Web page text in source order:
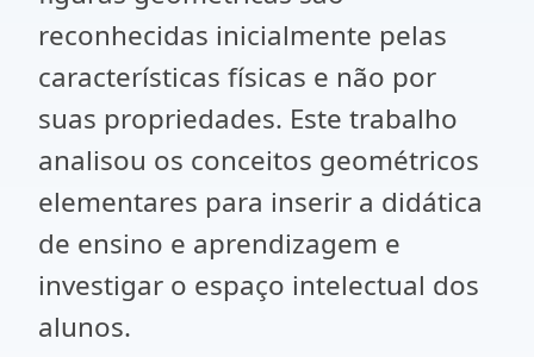
reconhecidas inicialmente pelas
características físicas e não por
suas propriedades. Este trabalho
analisou os conceitos geométricos
elementares para inserir a didática
de ensino e aprendizagem e
investigar o espaço intelectual dos
alunos.